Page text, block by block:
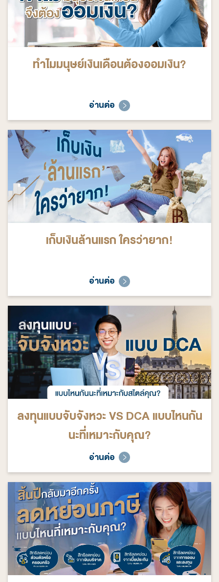
ทำไมมนุษย์เงินเดือนต้องออมเงิน?
อ่านต่อ
เก็บเงินล้านแรก ใครว่ายาก!
อ่านต่อ
ลงทุนแบบจับจังหวะ VS DCA แบบไหนกัน
นะที่เหมาะกับคุณ?
อ่านต่อ